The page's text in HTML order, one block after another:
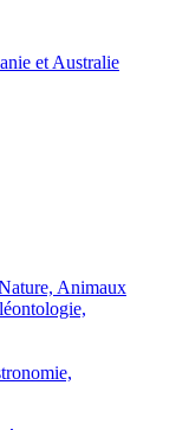
et Australie
Animaux